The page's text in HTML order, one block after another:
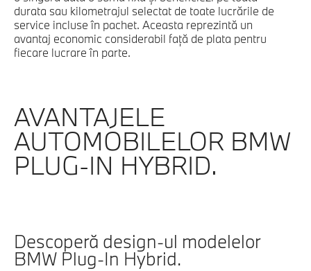
durata sau kilometrajul selectat de toate lucrările de
service incluse în pachet. Aceasta reprezintă un
avantaj economic considerabil faţă de plata pentru
fiecare lucrare în parte.
AVANTAJELE
AUTOMOBILELOR BMW
PLUG-IN HYBRID.
Descoperă design-ul modelelor
BMW Plug-In Hybrid.